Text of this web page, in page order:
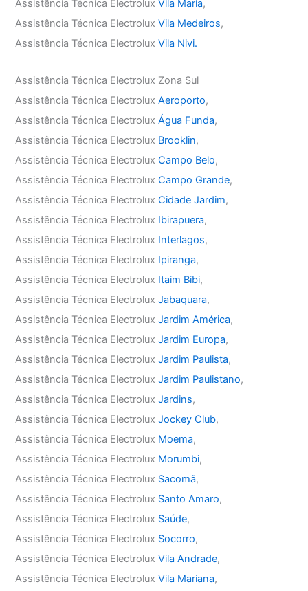
Assistência Técnica ElectroluxVila Maria,
Assistência Técnica ElectroluxVila Medeiros,
Assistência Técnica ElectroluxVila Nivi.
Assistência Técnica Electrolux Zona Sul
Assistência Técnica ElectroluxAeroporto,
Assistência Técnica ElectroluxÁgua Funda,
Assistência Técnica Electrolux Brooklin,
Assistência Técnica ElectroluxCampo Belo,
Assistência Técnica ElectroluxCampo Grande,
Assistência Técnica ElectroluxCidade Jardim,
Assistência Técnica Electrolux Ibirapuera,
Assistência Técnica Electrolux Interlagos,
Assistência Técnica Electrolux Ipiranga,
Assistência Técnica Electrolux Itaim Bibi,
Assistência Técnica ElectroluxJabaquara,
Assistência Técnica ElectroluxJardim América,
Assistência Técnica ElectroluxJardim Europa,
Assistência Técnica ElectroluxJardim Paulista,
Assistência Técnica ElectroluxJardim Paulistano,
Assistência Técnica ElectroluxJardins,
Assistência Técnica ElectroluxJockey Club,
Assistência Técnica Electrolux Moema,
Assistência Técnica Electrolux Morumbi,
Assistência Técnica Electrolux Sacomã,
Assistência Técnica Electrolux Santo Amaro,
Assistência Técnica Electrolux Saúde,
Assistência Técnica Electrolux Socorro,
Assistência Técnica ElectroluxVila Andrade,
Assistência Técnica ElectroluxVila Mariana,